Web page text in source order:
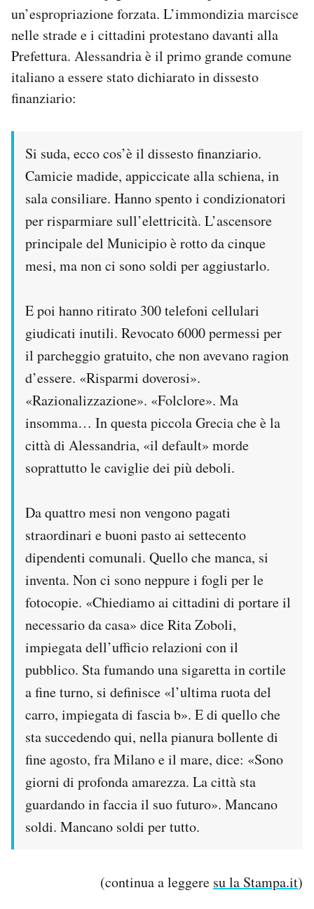
Hai bisogno di aiuto?
Esci
un’espropriazione forzata. L’immondizia marcisce
nelle strade e i cittadini protestano davanti alla
Prefettura. Alessandria è il primo grande comune
italiano a essere stato dichiarato in dissesto
finanziario:
Si suda, ecco cos’è il dissesto finanziario.
Camicie madide, appiccicate alla schiena, in
sala consiliare. Hanno spento i condizionatori
per risparmiare sull’elettricità. L’ascensore
principale del Municipio è rotto da cinque
mesi, ma non ci sono soldi per aggiustarlo.
E poi hanno ritirato 300 telefoni cellulari
giudicati inutili. Revocato 6000 permessi per
il parcheggio gratuito, che non avevano ragion
d’essere. «Risparmi doverosi».
«Razionalizzazione». «Folclore». Ma
insomma… In questa piccola Grecia che è la
città di Alessandria, «il default» morde
soprattutto le caviglie dei più deboli.
Da quattro mesi non vengono pagati
straordinari e buoni pasto ai settecento
dipendenti comunali. Quello che manca, si
inventa. Non ci sono neppure i fogli per le
fotocopie. «Chiediamo ai cittadini di portare il
necessario da casa» dice Rita Zoboli,
impiegata dell’ufficio relazioni con il
pubblico. Sta fumando una sigaretta in cortile
a fine turno, si definisce «l’ultima ruota del
carro, impiegata di fascia b». E di quello che
sta succedendo qui, nella pianura bollente di
fine agosto, fra Milano e il mare, dice: «Sono
giorni di profonda amarezza. La città sta
guardando in faccia il suo futuro». Mancano
soldi. Mancano soldi per tutto.
(continua a leggere su la Stampa.it)